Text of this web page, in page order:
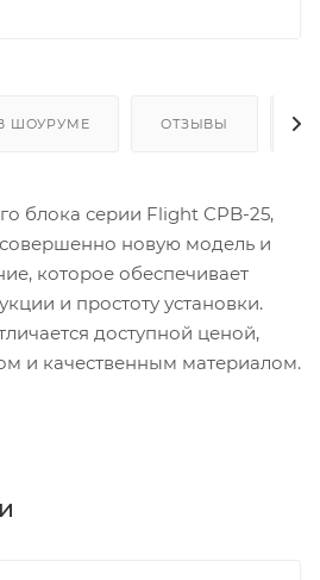
ШОУРУМЕ ОТЗЫВЫ
блока серии Flight CPB-25,
новую модель и
которое обеспечивает
и простоту установки.
доступной ценой,
и качественным материалом.